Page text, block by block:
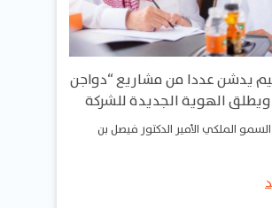
يدشن عددا من مشاريع “دواجن
ويطلق الهوية الجديدة للشركة